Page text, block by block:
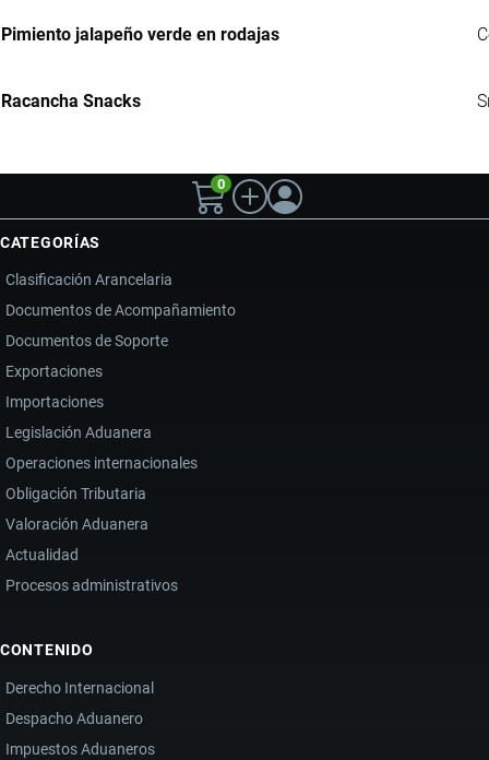
Pimiento jalapeño verde en rodajas
Racancha Snacks
0
CATEGORÍAS
Clasificación Arancelaria
Documentos de Acompañamiento
Documentos de Soporte
Exportaciones
Importaciones
Legislación Aduanera
Operaciones internacionales
Obligación Tributaria
Valoración Aduanera
Actualidad
Procesos administrativos
CONTENIDO
Derecho Internacional
Despacho Aduanero
Impuestos Aduaneros